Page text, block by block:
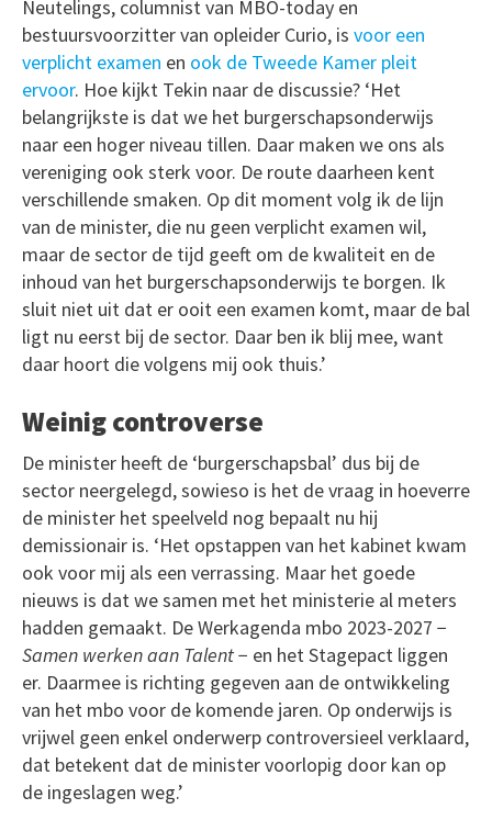
Neutelings, columnist van MBO-today en
bestuursvoorzitter van opleider Curio, is voor een
verplicht examen en ook de Tweede Kamer pleit
ervoor. Hoe kijkt Tekin naar de discussie? ‘Het
belangrijkste is dat we het burgerschapsonderwijs
naar een hoger niveau tillen. Daar maken we ons als
vereniging ook sterk voor. De route daarheen kent
verschillende smaken. Op dit moment volg ik de lijn
van de minister, die nu geen verplicht examen wil,
maar de sector de tijd geeft om de kwaliteit en de
inhoud van het burgerschapsonderwijs te borgen. Ik
sluit niet uit dat er ooit een examen komt, maar de bal
ligt nu eerst bij de sector. Daar ben ik blij mee, want
daar hoort die volgens mij ook thuis.’
Weinig controverse
De minister heeft de ‘burgerschapsbal’ dus bij de
sector neergelegd, sowieso is het de vraag in hoeverre
de minister het speelveld nog bepaalt nu hij
demissionair is. ‘Het opstappen van het kabinet kwam
ook voor mij als een verrassing. Maar het goede
nieuws is dat we samen met het ministerie al meters
hadden gemaakt. De Werkagenda mbo 2023-2027 −
Samen werken aan Talent− en het Stagepact liggen
er. Daarmee is richting gegeven aan de ontwikkeling
van het mbo voor de komende jaren. Op onderwijs is
vrijwel geen enkel onderwerp controversieel verklaard,
dat betekent dat de minister voorlopig door kan op
de ingeslagen weg.’